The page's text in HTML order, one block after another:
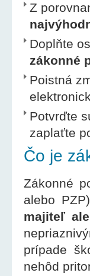
Z
Doplňte
zákonné
Poistná
Potvrďte
zaplaťte
Čo je
Zákonné
alebo
majiteľ
prípade
nehôd